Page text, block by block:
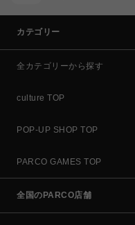
カテゴリー
全カテゴリーから探す
culture TOP
POP-UP SHOP TOP
PARCO GAMES TOP
全国のPARCO店舗